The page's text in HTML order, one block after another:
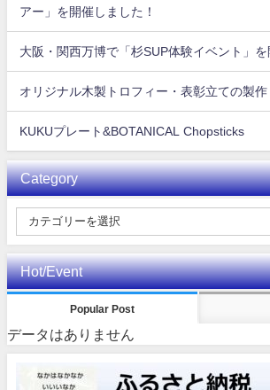
アー」を開催しました！
大阪・関西万博で「杉SUP体験イベント」を
オリジナル木製トロフィー・表彰立ての製作
KUKUプレート&BOTANICAL Chopsticks
Category
Hot/Event
Popular Post
データはありません